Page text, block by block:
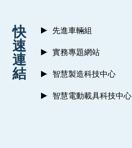
快
速
連
結
先進車輛組
實務專題網站
智慧製造科技中心
智慧電動載具科技中心